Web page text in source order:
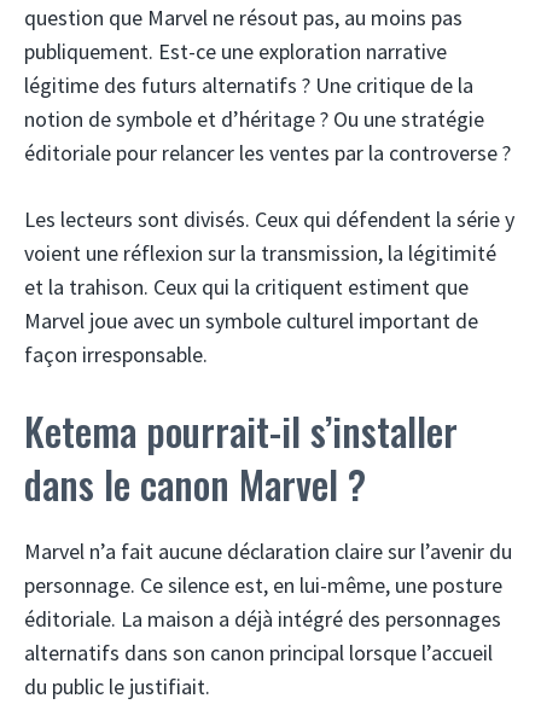
question que Marvel ne résout pas, au moins pas
publiquement. Est-ce une exploration narrative
légitime des futurs alternatifs ? Une critique de la
notion de symbole et d’héritage ? Ou une stratégie
éditoriale pour relancer les ventes par la controverse ?
Les lecteurs sont divisés. Ceux qui défendent la série y
voient une réflexion sur la transmission, la légitimité
et la trahison. Ceux qui la critiquent estiment que
Marvel joue avec un symbole culturel important de
façon irresponsable.
Ketema pourrait-il s’installer
dans le canon Marvel ?
Marvel n’a fait aucune déclaration claire sur l’avenir du
personnage. Ce silence est, en lui-même, une posture
éditoriale. La maison a déjà intégré des personnages
alternatifs dans son canon principal lorsque l’accueil
du public le justifiait.